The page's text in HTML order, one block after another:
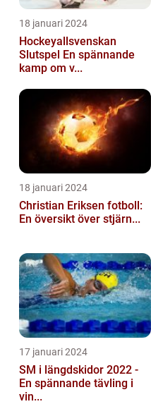
18 januari 2024
Hockeyallsvenskan
Slutspel En spännande
kamp om v...
18 januari 2024
Christian Eriksen fotboll:
En översikt över stjärn...
17 januari 2024
SM i längdskidor 2022 -
En spännande tävling i
vin...